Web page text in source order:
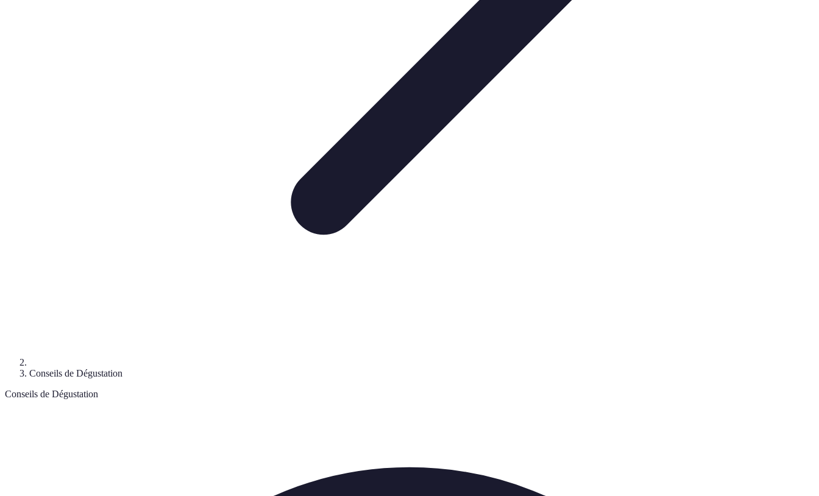
Conseils de Dégustation
Conseils de Dégustation